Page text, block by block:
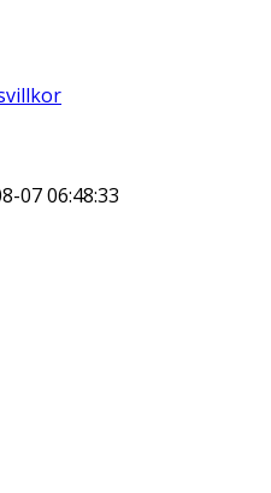
07 06:48:33